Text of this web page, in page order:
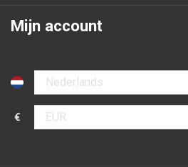
Mijn account
Selecteer taal
€
Selecteer valuta